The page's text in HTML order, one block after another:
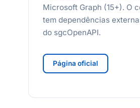
Microsoft Graph (15+). O
tem dependências
do sgcOpenAPI.
Página oficial